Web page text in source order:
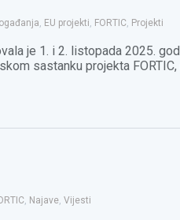
, EU projekti, FORTIC, Projekti
je 1. i 2. listopada 2025.
sastanku projekta FORTIC,
, Najave,Vijesti